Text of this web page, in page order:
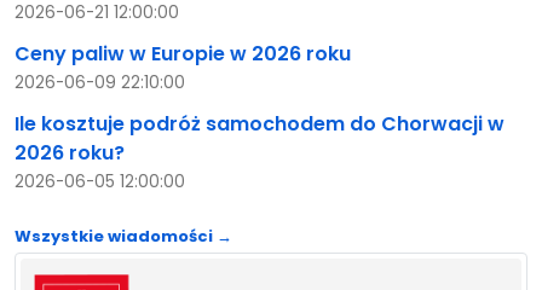
2026-06-21 12:00:00
Ceny paliw w Europie w 2026 roku
2026-06-09 22:10:00
Ile kosztuje podróż samochodem do Chorwacji w
2026 roku?
2026-06-05 12:00:00
Wszystkie wiadomości →